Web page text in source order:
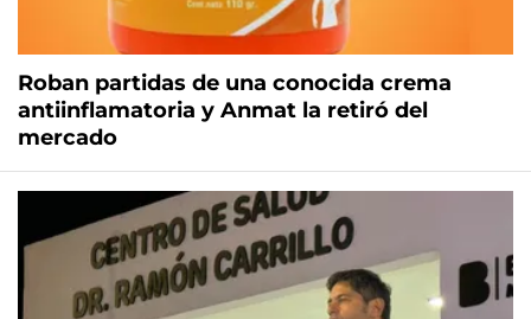
Roban partidas de una conocida crema
antiinflamatoria y Anmat la retiró del
mercado